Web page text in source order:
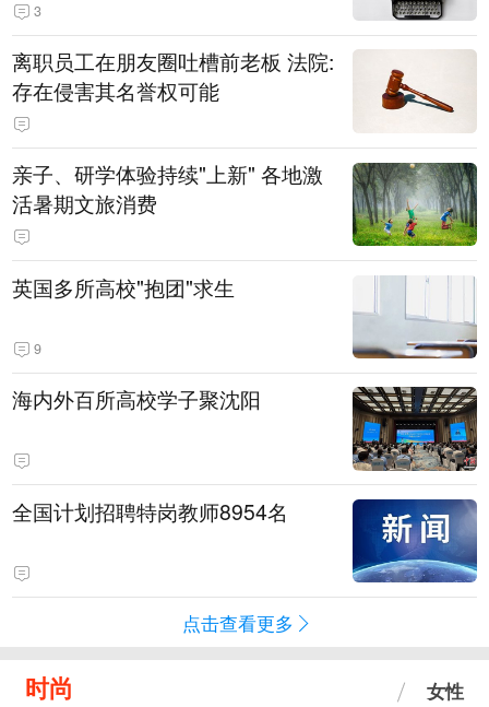
3
离职员工在朋友圈吐槽前老板 法院:
存在侵害其名誉权可能
亲子、研学体验持续"上新" 各地激
活暑期文旅消费
英国多所高校"抱团"求生
9
海内外百所高校学子聚沈阳
全国计划招聘特岗教师8954名
点击查看更多
时尚 女性